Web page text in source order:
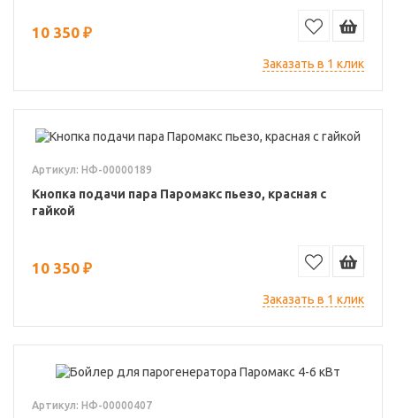
10 350 ₽
Заказать в 1 клик
Артикул: НФ-00000189
Кнопка подачи пара Паромакс пьезо, красная с
гайкой
10 350 ₽
Заказать в 1 клик
Артикул: НФ-00000407